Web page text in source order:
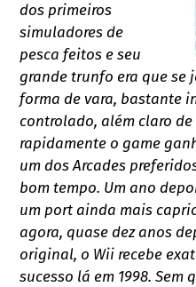
dos primeiros
simuladores de
pesca feitos e seu
grande trunfo era que se
forma de vara, bastante
controlado, além claro
rapidamente o game
um dos Arcades
bom tempo. Um ano
um port ainda mais
agora, quase dez anos
original, o Wii recebe
sucesso lá em 1998.